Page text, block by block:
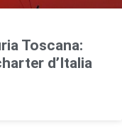
Toscana:
d’Italia